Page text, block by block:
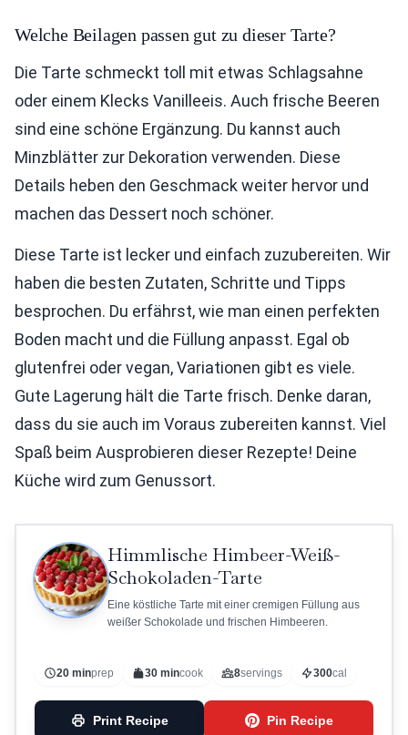
Welche Beilagen passen gut zu dieser Tarte?
Die Tarte schmeckt toll mit etwas Schlagsahne
oder einem Klecks Vanilleeis. Auch frische Beeren
sind eine schöne Ergänzung. Du kannst auch
Minzblätter zur Dekoration verwenden. Diese
Details heben den Geschmack weiter hervor und
machen das Dessert noch schöner.
Diese Tarte ist lecker und einfach zuzubereiten. Wir
haben die besten Zutaten, Schritte und Tipps
besprochen. Du erfährst, wie man einen perfekten
Boden macht und die Füllung anpasst. Egal ob
glutenfrei oder vegan, Variationen gibt es viele.
Gute Lagerung hält die Tarte frisch. Denke daran,
dass du sie auch im Voraus zubereiten kannst. Viel
Spaß beim Ausprobieren dieser Rezepte! Deine
Küche wird zum Genussort.
Himmlische Himbeer-Weiß-
Schokoladen-Tarte
Eine köstliche Tarte mit einer cremigen Füllung aus
weißer Schokolade und frischen Himbeeren.
20 minprep 30 mincook 8servings 300cal
Print Recipe Pin Recipe